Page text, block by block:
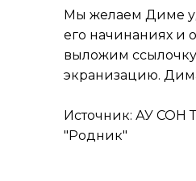
Мы желаем Диме
его начинаниях и
выложим
экранизацию.
Источник: АУ СОН
"Родник"